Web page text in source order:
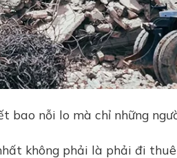
bao nỗi lo mà chỉ những
không phải là phải đi